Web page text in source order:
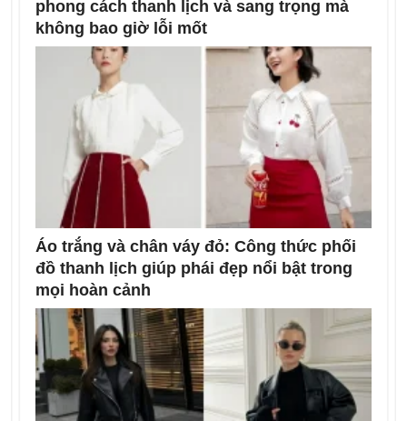
phong cách thanh lịch và sang trọng mà
không bao giờ lỗi mốt
Áo trắng và chân váy đỏ: Công thức phối
đồ thanh lịch giúp phái đẹp nổi bật trong
mọi hoàn cảnh